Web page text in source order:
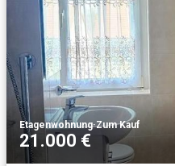
Etagenwohnung·Zum Kauf
21.000 €